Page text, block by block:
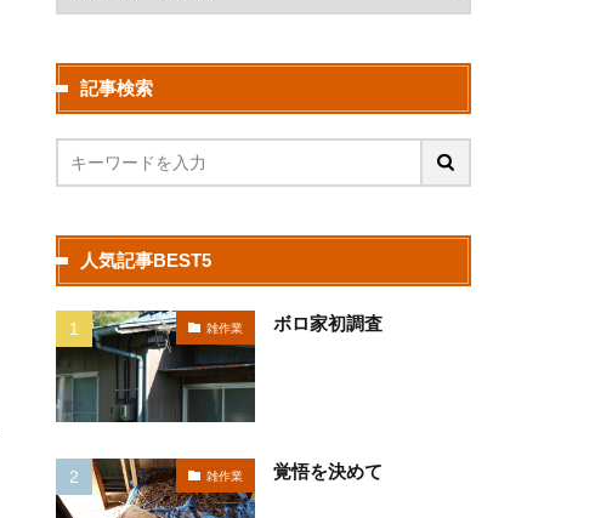
記事検索
人気記事BEST5
雑作業 ボロ家初調査
雑作業 覚悟を決めて